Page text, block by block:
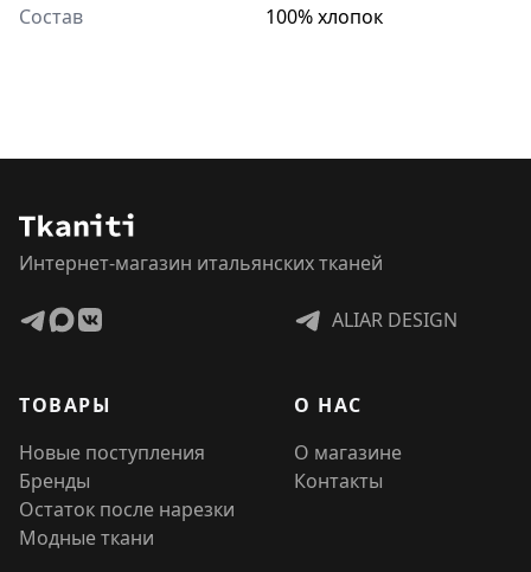
Состав
100% хлопок
Интернет-магазин итальянских тканей
ALIAR DESIGN
ТОВАРЫ
Новые поступления
Бренды
Остаток после нарезки
Модные ткани
О НАС
О магазине
Контакты